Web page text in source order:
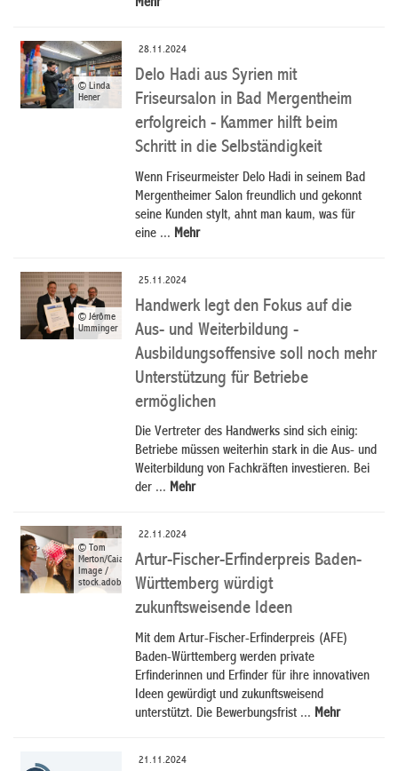
Mehr
© Linda
Hener
28.11.2024
Delo Hadi aus Syrien mit
Friseursalon in Bad Mergentheim
erfolgreich - Kammer hilft beim
Schritt in die Selbständigkeit
Wenn Friseurmeister Delo Hadi in seinem Bad
Mergentheimer Salon freundlich und gekonnt
seine Kunden stylt, ahnt man kaum, was für
eine ... Mehr
© Jérôme
Umminger
25.11.2024
Handwerk legt den Fokus auf die
Aus- und Weiterbildung -
Ausbildungsoffensive soll noch mehr
Unterstützung für Betriebe
ermöglichen
Die Vertreter des Handwerks sind sich einig:
Betriebe müssen weiterhin stark in die Aus- und
Weiterbildung von Fachkräften investieren. Bei
der ... Mehr
© Tom
Merton/Caia
Image /
stock.adobe.com
22.11.2024
Artur-Fischer-Erfinderpreis Baden-
Württemberg würdigt
zukunftsweisende Ideen
Mit dem Artur-Fischer-Erfinderpreis (AFE)
Baden-Württemberg werden private
Erfinderinnen und Erfinder für ihre innovativen
Ideen gewürdigt und zukunftsweisend
unterstützt. Die Bewerbungsfrist ... Mehr
21.11.2024